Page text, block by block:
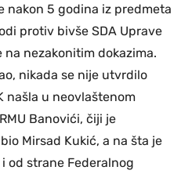
nakon 5 godina iz predmeta
protiv bivše SDA Uprave
na nezakonitim dokazima.
nikada se nije utvrdilo
našla u neovlaštenom
Banovići, čiji je
Mirsad Kukić, a na šta je
od strane Federalnog